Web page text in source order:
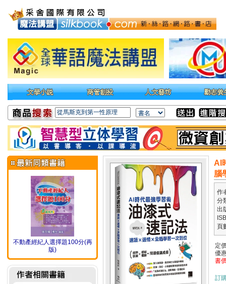
不動產經紀人選擇題100分(再
版)
AI
腦
作
分
出
頁
定
優
書
訂